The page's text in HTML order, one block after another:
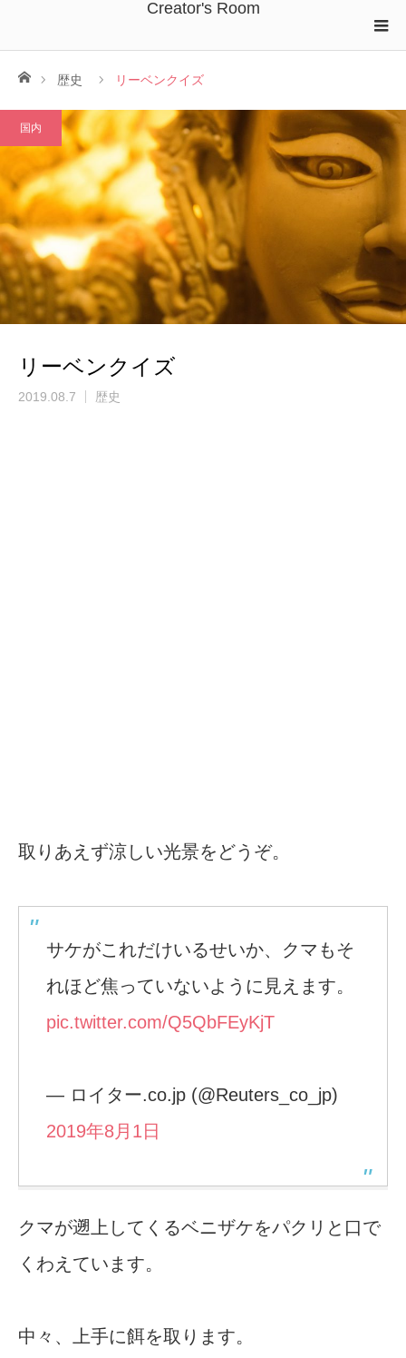
Creator's Room
ホーム歴史 リーベンクイズ
国内
リーベンクイズ
2019.08.7 歴史
取りあえず涼しい光景をどうぞ。
サケがこれだけいるせいか、クマもそ
れほど焦っていないように見えます。
pic.twitter.com/Q5QbFEyKjT
— ロイター.co.jp (@Reuters_co_jp)
2019年8月1日
クマが遡上してくるベニザケをパクリと口で
くわえています。
中々、上手に餌を取ります。